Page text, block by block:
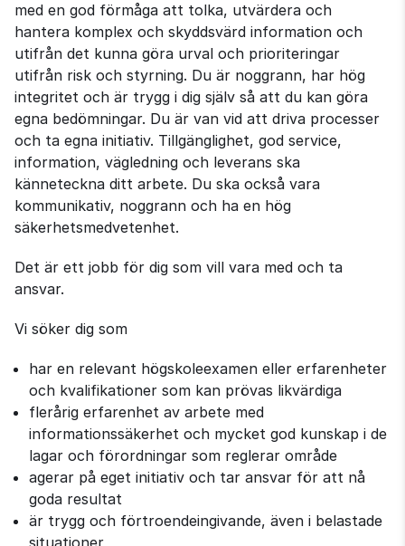
med en god förmåga att tolka, utvärdera och
hantera komplex och skyddsvärd information och
utifrån det kunna göra urval och prioriteringar
utifrån risk och styrning. Du är noggrann, har hög
integritet och är trygg i dig själv så att du kan göra
egna bedömningar. Du är van vid att driva processer
och ta egna initiativ. Tillgänglighet, god service,
information, vägledning och leverans ska
känneteckna ditt arbete. Du ska också vara
kommunikativ, noggrann och ha en hög
säkerhetsmedvetenhet.
Det är ett jobb för dig som vill vara med och ta
ansvar.
Vi söker dig som
har en relevant högskoleexamen eller erfarenheter
och kvalifikationer som kan prövas likvärdiga
flerårig erfarenhet av arbete med
informationssäkerhet och mycket god kunskap i de
lagar och förordningar som reglerar område
agerar på eget initiativ och tar ansvar för att nå
goda resultat
är trygg och förtroendeingivande, även i belastade